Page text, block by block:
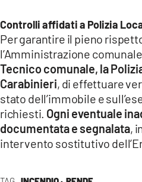
Controlli affidati a Polizia
Per garantire il pieno
l’Amministrazione
Tecnico comunale, la
Carabinieri, di effettuare
stato dell’immobile e
richiesti. Ogni eventuale
documentata e segnalata,
intervento sostitutivo